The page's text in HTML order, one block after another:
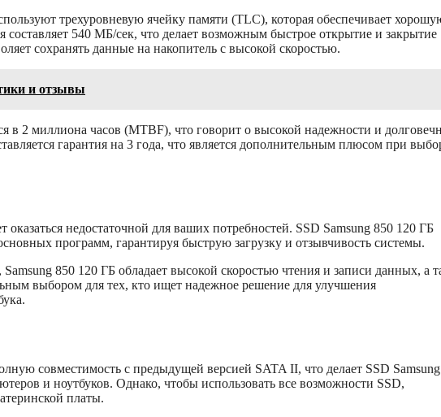
трехуровневую ячейку памяти (TLC), которая обеспечивает
составляет 540 МБ/сек, что делает возможным быстрое открытие и закрытие
сохранять данные на накопитель с высокой скоростью.
и отзывы
в 2 миллиона часов (MTBF), что говорит о высокой надежности и
гарантия на 3 года, что является дополнительным плюсом при
оказаться недостаточной для ваших потребностей. SSD Samsung 850 120 ГБ
программ, гарантируя быструю загрузку и отзывчивость системы.
850 120 ГБ обладает высокой скоростью чтения и записи данных, а
выбором для тех, кто ищет надежное решение для улучшения
совместимость с предыдущей версией SATA II, что делает SSD
и ноутбуков. Однако, чтобы использовать все возможности SSD,
платы.